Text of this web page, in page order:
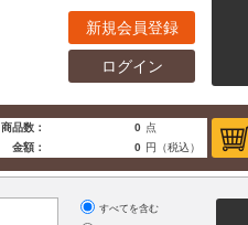
新規会員登録
ログイン
商品数： 0 点
金額：
0 円（税込）
すべてを含む